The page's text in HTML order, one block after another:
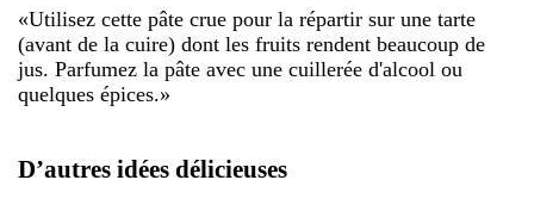
«Utilisez cette pâte crue pour la répartir sur une tarte
(avant de la cuire) dont les fruits rendent beaucoup de
jus. Parfumez la pâte avec une cuillerée d'alcool ou
quelques épices.»
D’autres idées délicieuses